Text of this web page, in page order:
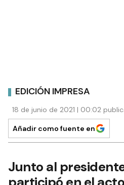
EDICIÓN IMPRESA
18 de junio de 2021 | 00:02
Añadir como fuente en
Junto al